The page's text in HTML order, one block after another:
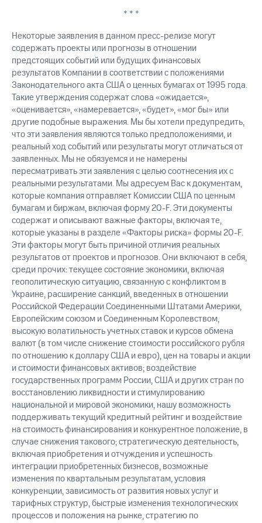
* * *
Некоторые заявления в данном пресс-релизе могут
содержать проекты или прогнозы в отношении
предстоящих событий или будущих финансовых
результатов Компании в соответствии с положениями
Законодательного акта США о ценных бумагах от 1995 года.
Такие утверждения содержат слова «ожидается»,
«оценивается», «намеревается», «будет», «мог бы» или
другие подобные выражения. Мы бы хотели предупредить,
что эти заявления являются только предположениями, и
реальный ход событий или результаты могут отличаться от
заявленных. Мы не обязуемся и не намерены
пересматривать эти заявления с целью соотнесения их с
реальными результатами. Мы адресуем Вас к документам,
которые компания отправляет Комиссии США по ценным
бумагам и биржам, включая форму 20-F. Эти документы
содержат и описывают важные факторы, включая те,
которые указаны в разделе «Факторы риска» формы 20-F.
Эти факторы могут быть причиной отличия реальных
результатов от проектов и прогнозов. Они включают в себя,
среди прочих: текущее состояние экономики, включая
геополитическую ситуацию, связанную с конфликтом в
Украине, расширение санкций, введенных в отношении
Российской Федерации Соединенными Штатами Америки,
Европейским союзом и Соединенным Королевством,
высокую волатильность учетных ставок и курсов обмена
валют (в том числе снижение стоимости российского рубля
по отношению к доллару США и евро), цен на товары и акции
и стоимости финансовых активов; воздействие
государственных программ России, США и других стран по
восстановлению ликвидности и стимулированию
национальной и мировой экономики, нашу возможность
поддерживать текущий кредитный рейтинг и воздействие
на стоимость финансирования и конкурентное положение, в
случае снижения такового; стратегическую деятельность,
включая приобретения и отчуждения и успешность
интеграции приобретенных бизнесов, возможные
изменения по квартальным результатам, условия
конкуренции, зависимость от развития новых услуг и
тарифных структур, быстрые изменения технологических
процессов и положения на рынке, стратегию по